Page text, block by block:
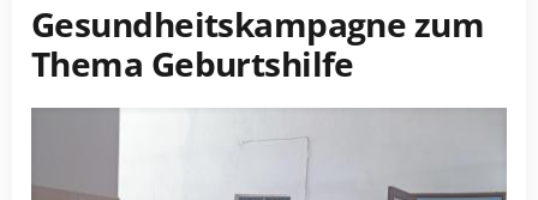
Gesundheitskampagne zum
Thema Geburtshilfe